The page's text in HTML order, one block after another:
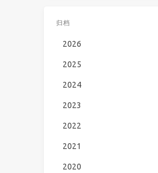
归档
2026
2025
2024
2023
2022
2021
2020